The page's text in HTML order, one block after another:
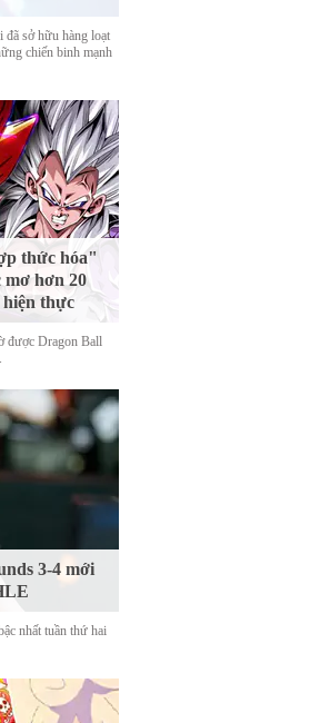
đã sở hữu hàng loạt
chiến binh mạnh
thức hóa"
mơ hơn 20
hiện thực
được Dragon Ball
3-4 mới
nhất tuần thứ hai